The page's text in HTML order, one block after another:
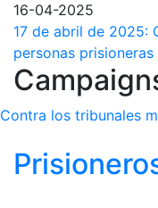
16-04-2025
17 de abril de 2025:
personas
Contra los tribunales